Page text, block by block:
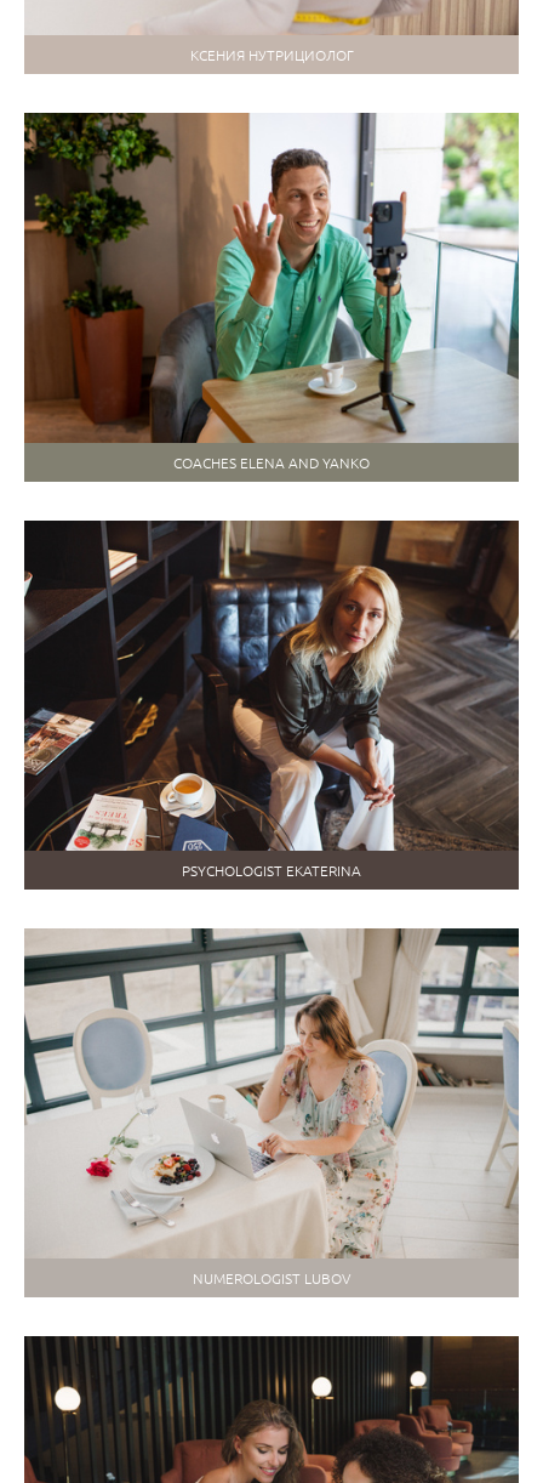
КСЕНИЯ НУТРИЦИОЛОГ
COACHES ELENA AND YANKO
PSYCHOLOGIST EKATERINA
NUMEROLOGIST LUBOV